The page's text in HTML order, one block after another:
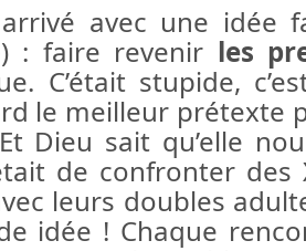
avec une idée
: faire revenir les
C’était stupide,
le meilleur
Dieu sait qu’elle
de confronter des
leurs doubles
idée ! Chaque